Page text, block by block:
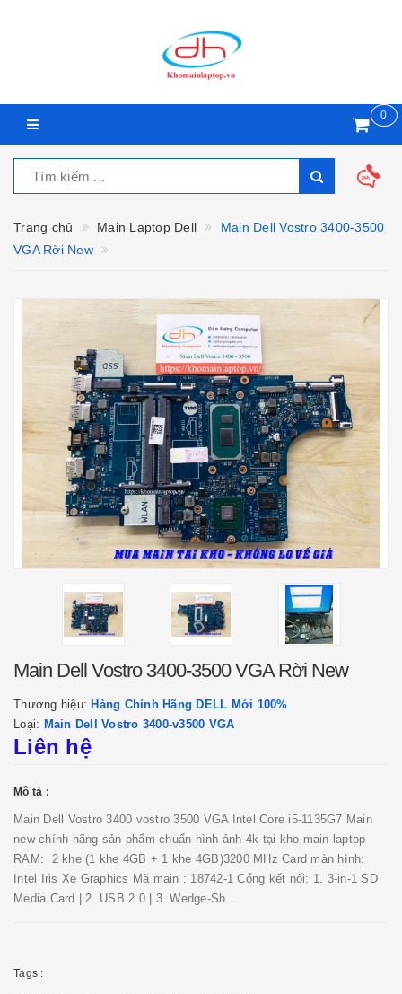
0
Trang chủ Main Laptop Dell
Main Dell Vostro 3400-3500
VGA Rời New
Main Dell Vostro 3400-3500 VGA Rời New
Thương hiệu: Hàng Chính Hãng DELL Mới 100%
Loại: Main Dell Vostro 3400-v3500 VGA
Liên hệ
Mô tả :
Main Dell Vostro 3400 vostro 3500 VGA Intel Core i5-1135G7 Main
new chính hãng sản phẩm chuẩn hình ảnh 4k tại kho main laptop
RAM: 2 khe (1 khe 4GB + 1 khe 4GB)3200 MHz Card màn hình:
Intel Iris Xe Graphics Mã main : 18742-1 Cổng kết nối: 1. 3-in-1 SD
Media Card | 2. USB 2.0 | 3. Wedge-Sh...
Tags :